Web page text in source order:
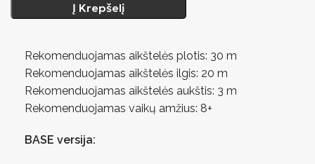
Į Krepšelį
Rekomenduojamas aikštelės plotis: 30 m
Rekomenduojamas aikštelės ilgis: 20 m
Rekomenduojamas aikštelės aukštis: 3 m
Rekomenduojamas vaikų amžius: 8+
BASE versija: